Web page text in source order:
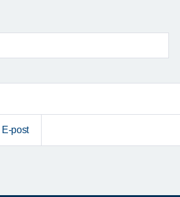
E-post